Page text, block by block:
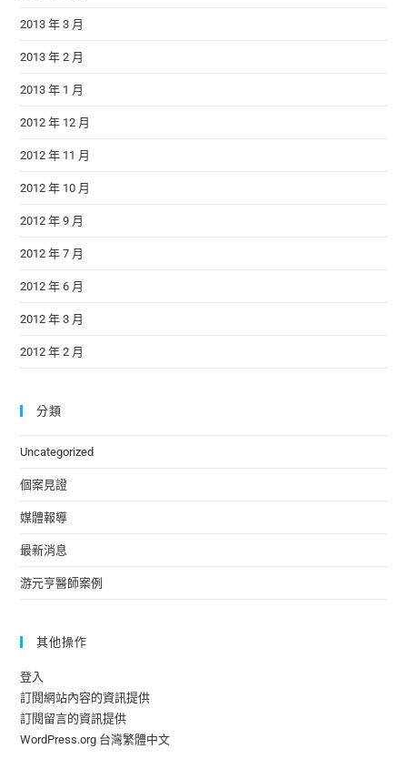
2013 年 3 月
2013 年 2 月
2013 年 1 月
2012 年 12 月
2012 年 11 月
2012 年 10 月
2012 年 9 月
2012 年 7 月
2012 年 6 月
2012 年 3 月
2012 年 2 月
分類
Uncategorized
個案見證
媒體報導
最新消息
游元亨醫師案例
其他操作
登入
訂閱網站內容的資訊提供
訂閱留言的資訊提供
WordPress.org 台灣繁體中文